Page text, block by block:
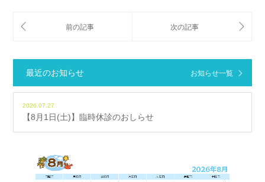
最近のお知らせ お知らせ一覧
2026.07.27
【8月1日(土)】臨時休診のおしらせ